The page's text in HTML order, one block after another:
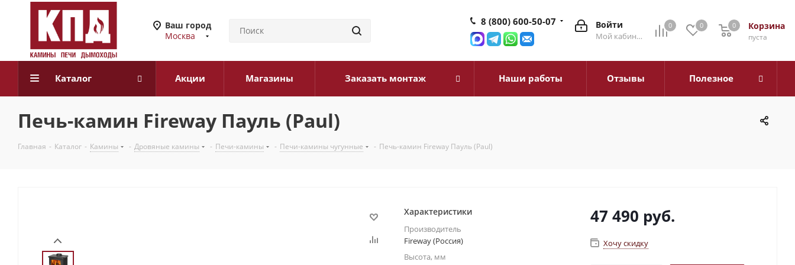
Ваш город
Москва
0 0 Корзина
0
пуста
0
Войти
Мой кабинет
8 (800) 600-50-07
Каталог Акции Магазины Заказать монтаж Наши работы Отзывы Полезное
Печь-камин Fireway Пауль (Paul)
Главная - Каталог - Камины - Дровяные камины - Печи-камины - Печи-камины чугунные - Печь-камин Fireway Пауль (Paul)
Характеристики
Производитель
Fireway (Россия)
Высота, мм
47 490 руб.
Хочу скидку